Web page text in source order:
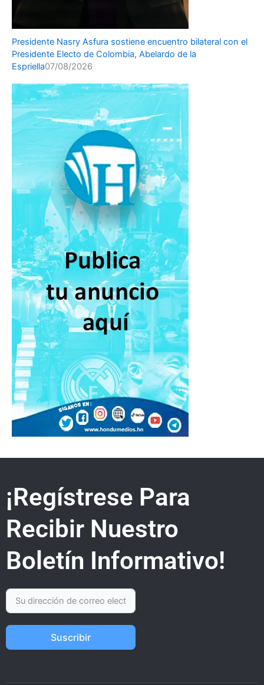
Presidente Nasry Asfura sostiene encuentro bilateral con el
Presidente Electo de Colombia, Abelardo de la
Espriella07/08/2026
¡Regístrese Para
Recibir Nuestro
Boletín Informativo!
Suscribir